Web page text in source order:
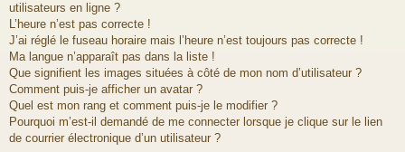
utilisateurs en ligne ?
L’heure n’est pas correcte !
J’ai réglé le fuseau horaire mais l’heure n’est toujours pas correcte !
Ma langue n’apparaît pas dans la liste !
Que signifient les images situées à côté de mon nom d’utilisateur ?
Comment puis-je afficher un avatar ?
Quel est mon rang et comment puis-je le modifier ?
Pourquoi m’est-il demandé de me connecter lorsque je clique sur le lien
de courrier électronique d’un utilisateur ?